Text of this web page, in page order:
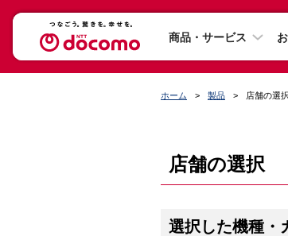
商品・サービス
ホーム 製品 店舗の選択
店舗の選択
選択した機種・